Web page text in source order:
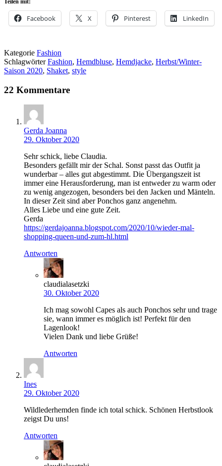
Teilen mit:
Facebook X Pinterest LinkedIn
Kategorie Fashion
SchlagwörterFashion, Hemdbluse, Hemdjacke, Herbst/Winter-
Saison 2020, Shaket, style
22 Kommentare
Gerda Joanna
29. Oktober 2020
Sehr schick, liebe Claudia.
Besonders gefällt mir der Schal. Sonst passt das Outfit ja
wunderbar – alles gut abgestimmt. Die Übergangszeit ist
immer eine Herausforderung, man ist entweder zu warm oder
zu wenig angezogen, besonders bei den Jacken und Mänteln.
In dieser Zeit sind aber Ponchos ganz angenehm.
Alles Liebe und eine gute Zeit.
Gerda
https://gerdajoanna.blogspot.com/2020/10/wieder-mal-
shopping-queen-und-zum-hl.html
Antworten
claudialasetzki
30. Oktober 2020
Ich mag sowohl Capes als auch Ponchos sehr und trage
sie, wann immer es möglich ist! Perfekt für den
Lagenlook!
Vielen Dank und liebe Grüße!
Antworten
Ines
29. Oktober 2020
Wildlederhemden finde ich total schick. Schönen Herbstlook
zeigst Du uns!
Antworten